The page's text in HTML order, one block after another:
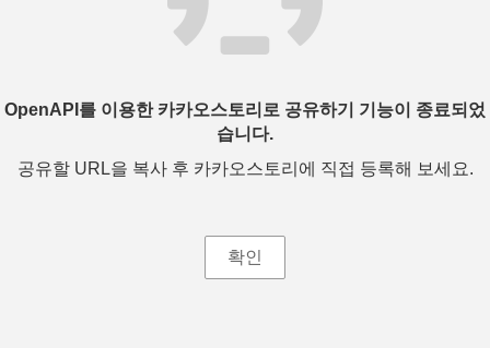
OpenAPI를 이용한 카카오스토리로 공유하기 기능이 종료되었
습니다.
공유할 URL을 복사 후 카카오스토리에 직접 등록해 보세요.
확인